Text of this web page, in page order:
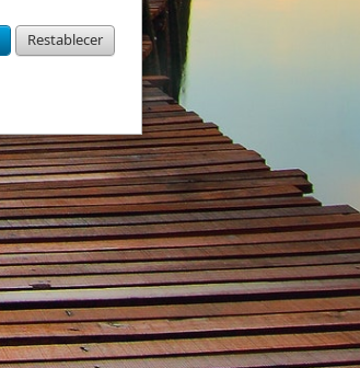
Restablecer